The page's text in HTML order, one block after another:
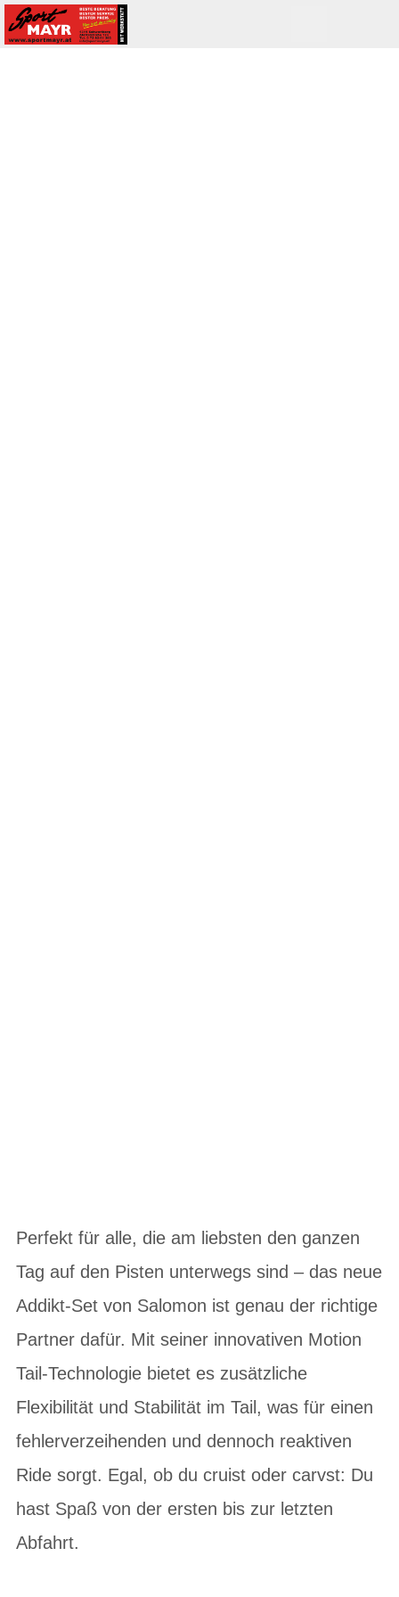
Perfekt für alle, die am liebsten den ganzen
Tag auf den Pisten unterwegs sind – das neue
Addikt-Set von Salomon ist genau der richtige
Partner dafür. Mit seiner innovativen Motion
Tail-Technologie bietet es zusätzliche
Flexibilität und Stabilität im Tail, was für einen
fehlerverzeihenden und dennoch reaktiven
Ride sorgt. Egal, ob du cruist oder carvst: Du
hast Spaß von der ersten bis zur letzten
Abfahrt.